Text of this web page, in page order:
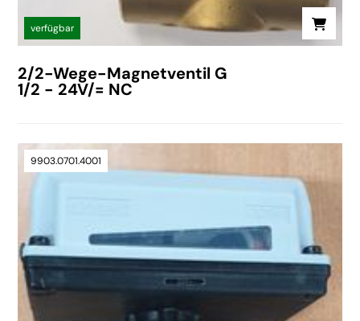
verfügbar
2/2-Wege-Magnetventil G
1/2 - 24V/= NC
9903.0701.4001